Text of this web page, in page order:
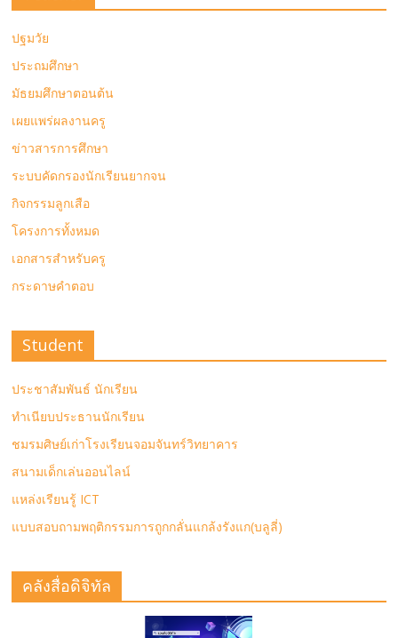
ปฐมวัย
ประถมศึกษา
มัธยมศึกษาตอนต้น
เผยแพร่ผลงานครู
ข่าวสารการศึกษา
ระบบคัดกรองนักเรียนยากจน
กิจกรรมลูกเสือ
โครงการทั้งหมด
เอกสารสำหรับครู
กระดาษคำตอบ
Student
ประชาสัมพันธ์ นักเรียน
ทำเนียบประธานนักเรียน
ชมรมศิษย์เก่าโรงเรียนจอมจันทร์วิทยาคาร
สนามเด็กเล่นออนไลน์
แหล่งเรียนรู้ ICT
แบบสอบถามพฤติกรรมการถูกกลั่นแกล้งรังแก(บลูลี่)
คลังสื่อดิจิทัล